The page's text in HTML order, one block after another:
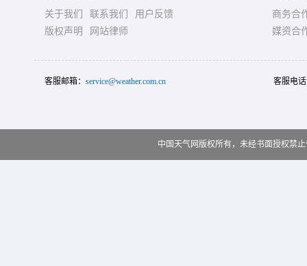
关于我们 联系我们
用户反馈
版权声明
网站律师
商务合
媒资合
客服邮箱： service@weather.com.cn 客服电
中国天气网版权所有，未经书面授权